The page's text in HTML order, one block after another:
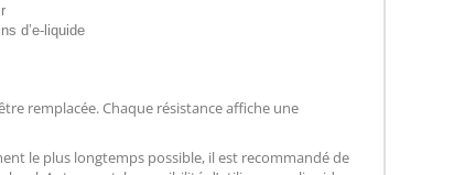
d’e-liquide
remplacée. Chaque résistance affiche une
le plus longtemps possible, il est recommandé de